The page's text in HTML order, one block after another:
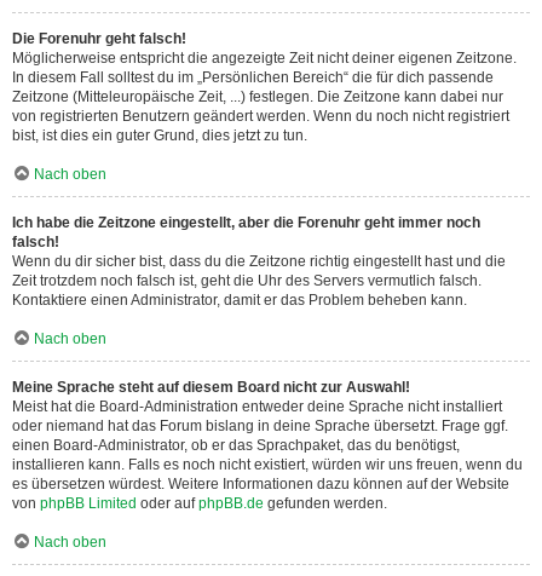
Die Forenuhr geht falsch!
Möglicherweise entspricht die angezeigte Zeit nicht deiner eigenen Zeitzone.
In diesem Fall solltest du im „Persönlichen Bereich“ die für dich passende
Zeitzone (Mitteleuropäische Zeit, ...) festlegen. Die Zeitzone kann dabei nur
von registrierten Benutzern geändert werden. Wenn du noch nicht registriert
bist, ist dies ein guter Grund, dies jetzt zu tun.
Nach oben
Ich habe die Zeitzone eingestellt, aber die Forenuhr geht immer noch
falsch!
Wenn du dir sicher bist, dass du die Zeitzone richtig eingestellt hast und die
Zeit trotzdem noch falsch ist, geht die Uhr des Servers vermutlich falsch.
Kontaktiere einen Administrator, damit er das Problem beheben kann.
Nach oben
Meine Sprache steht auf diesem Board nicht zur Auswahl!
Meist hat die Board-Administration entweder deine Sprache nicht installiert
oder niemand hat das Forum bislang in deine Sprache übersetzt. Frage ggf.
einen Board-Administrator, ob er das Sprachpaket, das du benötigst,
installieren kann. Falls es noch nicht existiert, würden wir uns freuen, wenn du
es übersetzen würdest. Weitere Informationen dazu können auf der Website
von phpBB Limited oder aufphpBB.de gefunden werden.
Nach oben